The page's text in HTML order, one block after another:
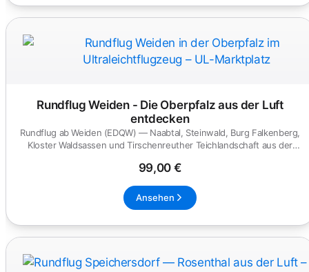
Rundflug Weiden - Die Oberpfalz aus der Luft
entdecken
Rundflug ab Weiden (EDQW) — Naabtal, Steinwald, Burg Falkenberg,
Kloster Waldsassen und Tirschenreuther Teichlandschaft aus der
99,00 €
Ansehen